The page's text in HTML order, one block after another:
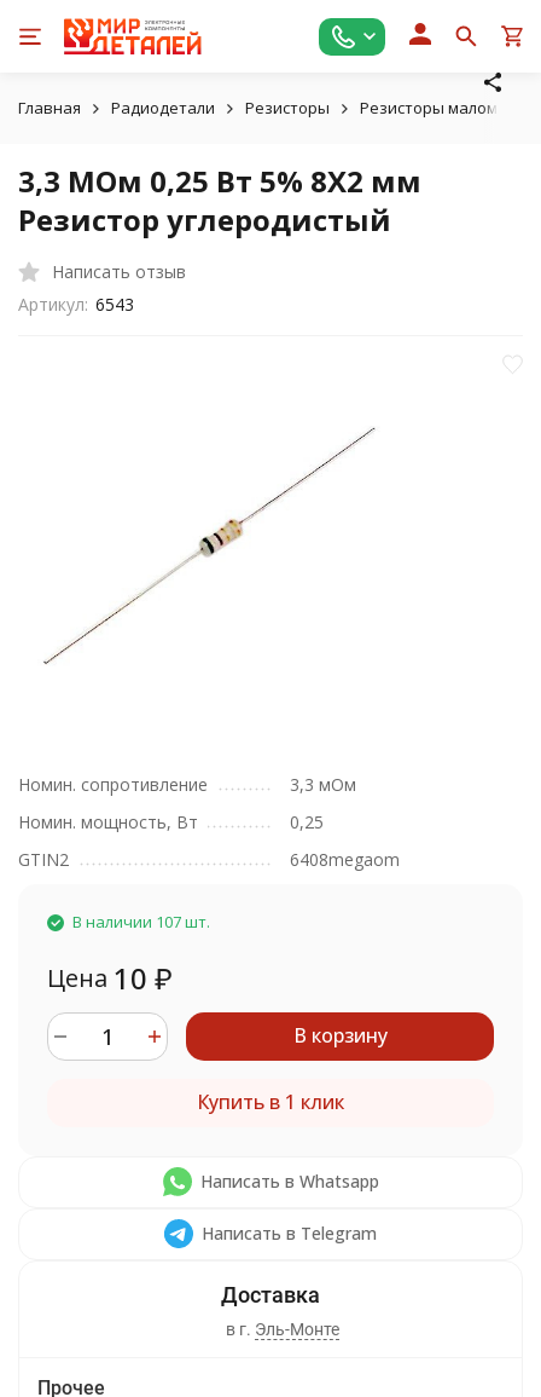
Главная Радиодетали Резисторы Резисторы
3,3 МОм 0,25 Вт 5% 8X2 мм
Резистор углеродистый
Написать отзыв
Артикул: 6543
Номин. сопротивление
3,3 мОм
Номин. мощность, Вт
0,25
GTIN2
6408megaom
В наличии 107 шт.
Цена 10 ₽
В корзину
Купить в 1 клик
Написать в Whatsapp
Написать в Telegram
в г. Эль-Монте
Прочее